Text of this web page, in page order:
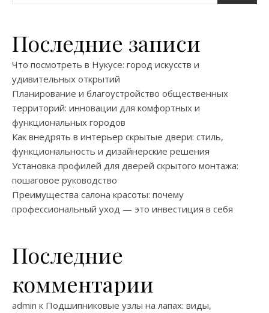
Последние записи
Что посмотреть в Нукусе: город искусств и
удивительных открытий
Планирование и благоустройство общественных
территорий: инновации для комфортных и
функциональных городов
Как внедрять в интерьер скрытые двери: стиль,
функциональность и дизайнерские решения
Установка профилей для дверей скрытого монтажа:
пошаговое руководство
Преимущества салона красоты: почему
профессиональный уход — это инвестиция в себя
Последние
комментарии
admin к Подшипниковые узлы на лапах: виды,